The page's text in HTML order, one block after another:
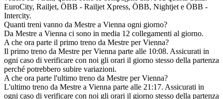
EuroCity, Railjet, ÖBB - Railjet Xpress, ÖBB, Nightjet e ÖBB -
Intercity.
Quanti treni vanno da Mestre a Vienna ogni giorno?
Da Mestre a Vienna ci sono in media 12 collegamenti al giorno.
A che ora parte il primo treno da Mestre per Vienna?
Il primo treno da Mestre per Vienna parte alle 10:08. Assicurati in
ogni caso di verificare con noi gli orari il giorno stesso della partenza
perché potrebbero subire variazioni.
A che ora parte l'ultimo treno da Mestre per Vienna?
L'ultimo treno da Mestre a Vienna parte alle 21:17. Assicurati in
ogni caso di verificare con noi gli orari il giorno stesso della partenza